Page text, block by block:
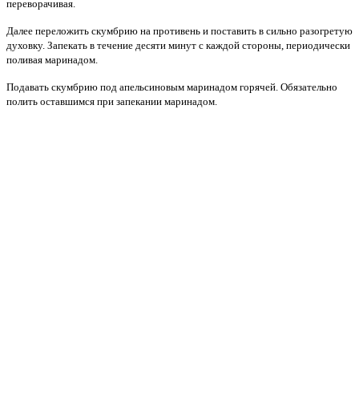
переворачивая.
Далее переложить скумбрию на противень и поставить в сильно разогретую
духовку. Запекать в течение десяти минут с каждой стороны, периодически
поливая маринадом.
Подавать скумбрию под апельсиновым маринадом горячей. Обязательно
полить оставшимся при запекании маринадом.